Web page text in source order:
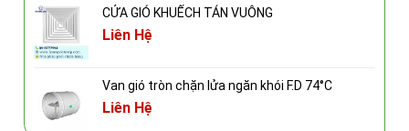
CỬA GIÓ KHUẾCH TÁN VUÔNG
Liên Hệ
Van gió tròn chặn lửa ngăn khói F.D 74°C
Liên Hệ